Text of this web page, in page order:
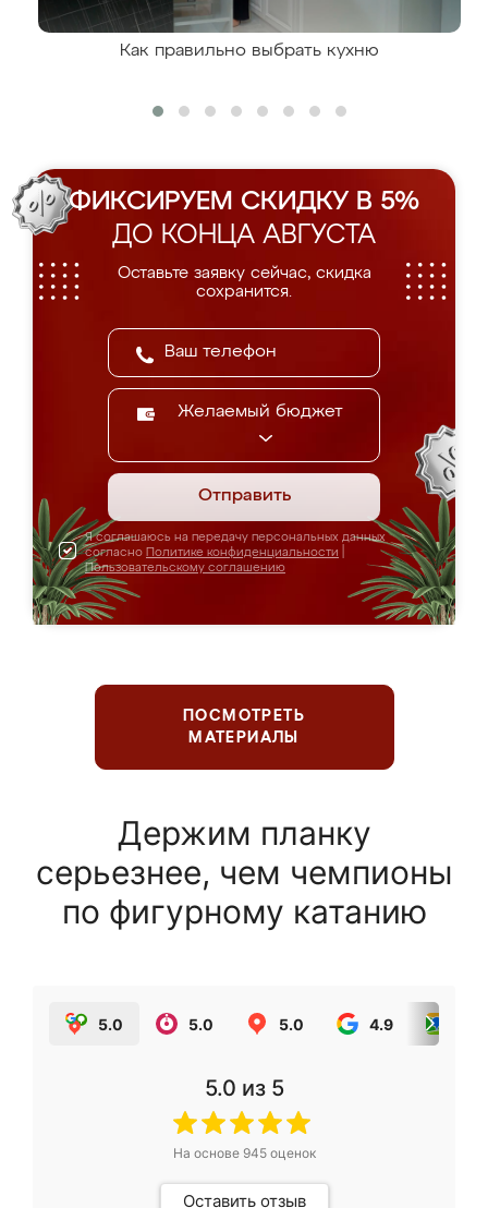
Как правильно выбрать кухню
ФИКСИРУЕМ СКИДКУ В 5%
ДО КОНЦА АВГУСТА
Оставьте заявку сейчас, скидка
сохранится.
Желаемый бюджет
Отправить
Я соглашаюсь на передачу персональных данных
согласно Политике конфиденциальности
Пользовательскому соглашению
ПОСМОТРЕТЬ
МАТЕРИАЛЫ
Держим планку
серьезнее, чем чемпионы
по фигурному катанию
5.0 5.0 5.0 4.9
5.0 из 5
На основе 945оценок
Оставить отзыв